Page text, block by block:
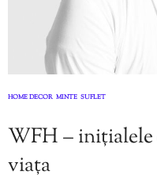
HOME DECOR MINTE SUFLET
WFH – inițialele
viața